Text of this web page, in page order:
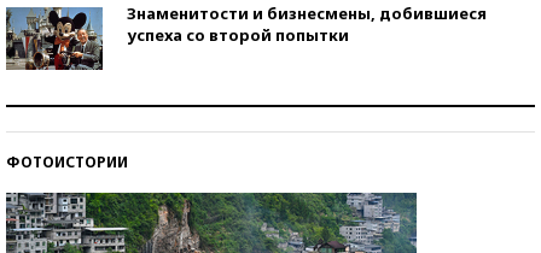
Знаменитости и бизнесмены, добившиеся
успеха со второй попытки
ФОТОИСТОРИИ